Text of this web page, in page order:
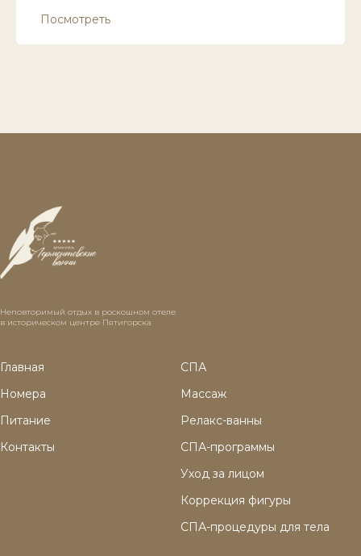
Посмотреть
Неповторимый отдых в роскошном отеле
в историческом центре Пятигорска
Главная
Номера
Питание
Контакты
СПА
Массаж
Релакс-ванны
СПА-программы
Уход за лицом
Коррекция фигуры
СПА-процедуры для тела